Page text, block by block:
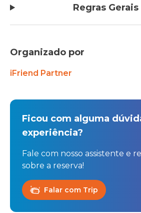
Regras Gerais
Organizado por
iFriend Partner
Ficou com alguma
experiência?
Fale com nosso assistente e
sobre a reserva!
Falar com Trip